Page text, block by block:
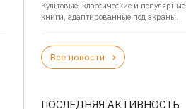
Культовые, классические и популярные
книги, адаптированные под экраны.
Все новости
ПОСЛЕДНЯЯ АКТИВНОСТЬ